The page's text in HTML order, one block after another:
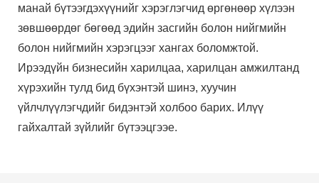
манай бүтээгдэхүүнийг хэрэглэгчид өргөнөөр хүлээн
зөвшөөрдөг бөгөөд эдийн засгийн болон нийгмийн
болон нийгмийн хэрэгцээг хангах боломжтой.
Ирээдүйн бизнесийн харилцаа, харилцан амжилтанд
хүрэхийн тулд бид бүхэнтэй шинэ, хуучин
үйлчлүүлэгчдийг бидэнтэй холбоо барих. Илүү
гайхалтай зүйлийг бүтээцгээе.